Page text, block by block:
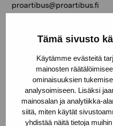
Tämä sivusto
Käytämme evästeitä
mainosten
ominaisuuksien
analysoimiseen. Lisäksi
mainosalan ja analytiikka-
siitä, miten käytät
yhdistää näitä tietoja
proartibus@proartibus.fi
Kontakta oss